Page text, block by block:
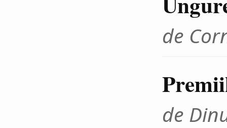
de
de